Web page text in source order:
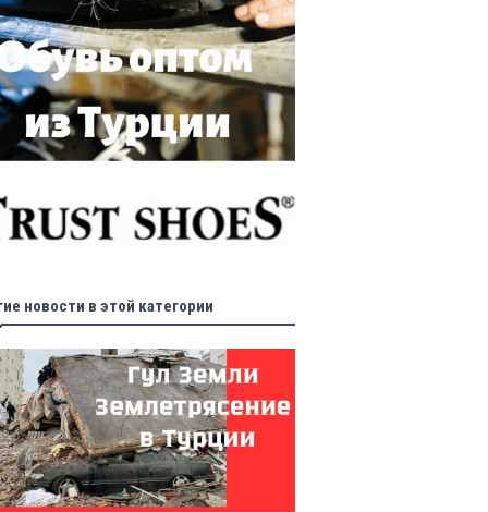
новости в этой категории